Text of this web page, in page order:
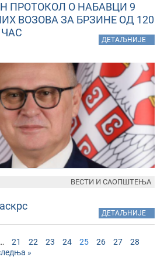
ПРОТОКОЛ О НАБАВЦИ 9
ВОЗОВА ЗА БРЗИНЕ ОД 120
ДЕТАЉНИЈЕ
ДЕТАЉНИЈЕ
ВЕСТИ И САОПШТЕЊА
… 21 22 23 24 25 26 27
28
»